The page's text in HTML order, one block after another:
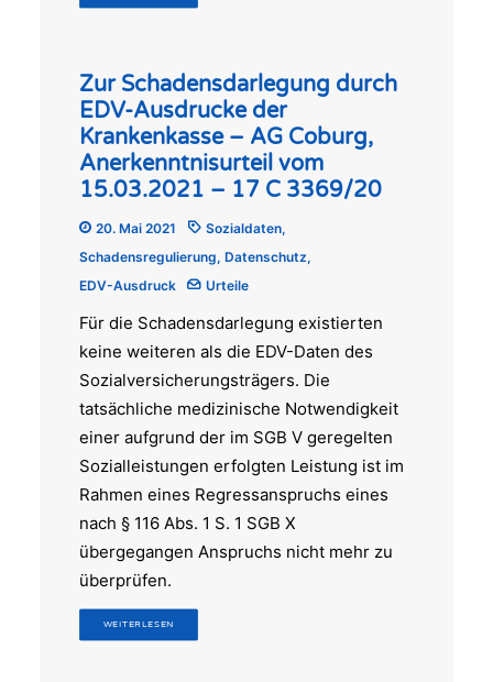
Zur Schadensdarlegung durch
EDV-Ausdrucke der
Krankenkasse – AG Coburg,
Anerkenntnisurteil vom
15.03.2021 – 17 C 3369/20
20. Mai 2021 Sozialdaten,
Schadensregulierung, Datenschutz,
EDV-Ausdruck
Urteile
Für die Schadensdarlegung existierten
keine weiteren als die EDV-Daten des
Sozialversicherungsträgers. Die
tatsächliche medizinische Notwendigkeit
einer aufgrund der im SGB V geregelten
Sozialleistungen erfolgten Leistung ist im
Rahmen eines Regressanspruchs eines
nach § 116 Abs. 1 S. 1 SGB X
übergegangen Anspruchs nicht mehr zu
überprüfen.
WEITERLESEN